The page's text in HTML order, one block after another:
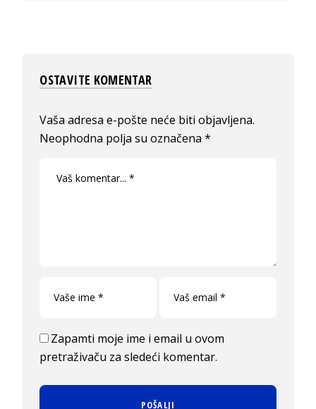
OSTAVITE KOMENTAR
Vaša adresa e-pošte neće biti objavljena.
Neophodna polja su označena*
Zapamti moje ime i email u ovom
pretraživaču za sledeći komentar.